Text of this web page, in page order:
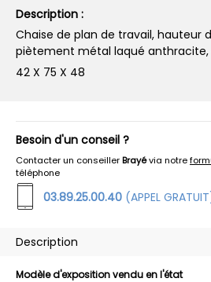
Description :
Chaise de plan de travail, hauteur
piètement métal laqué anthracite,
42 X 75 X 48
Besoin d'un conseil ?
Contacter un conseillerBrayévia notre
téléphone
03.89.25.00.40 (APPEL
Description
Modèle d'exposition vendu en l'état